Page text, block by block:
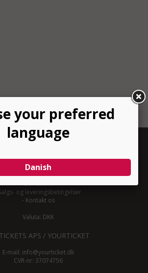
INFORMATION
-Om YourTicket
Bliv arrangør
-Arrangør login
-Donationer
og leveringsbetingelser
- Kontakt os
Valuta: DKK
APS / YOURTICKET
E-mail: info@yourticket.dk
CVR-nr: 37074756